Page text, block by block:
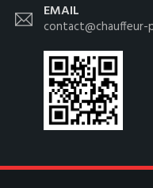
EMAIL